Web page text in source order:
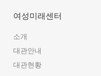
여성미래센터
소개
대관안내
대관현황